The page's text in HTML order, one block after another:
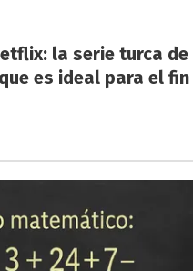
la serie turca de
es ideal para el fin